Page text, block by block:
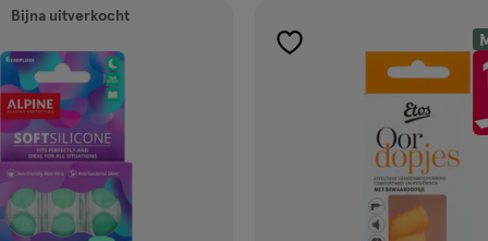
Bijna uitverkocht
toevoegen